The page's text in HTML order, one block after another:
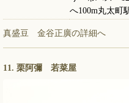
へ100m丸太町
真盛豆 金谷正廣の詳細へ
11. 栗阿彌 若菜屋